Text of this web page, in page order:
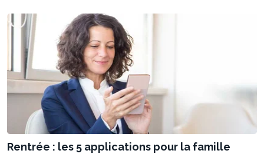
Rentrée : les 5 applications pour la famille